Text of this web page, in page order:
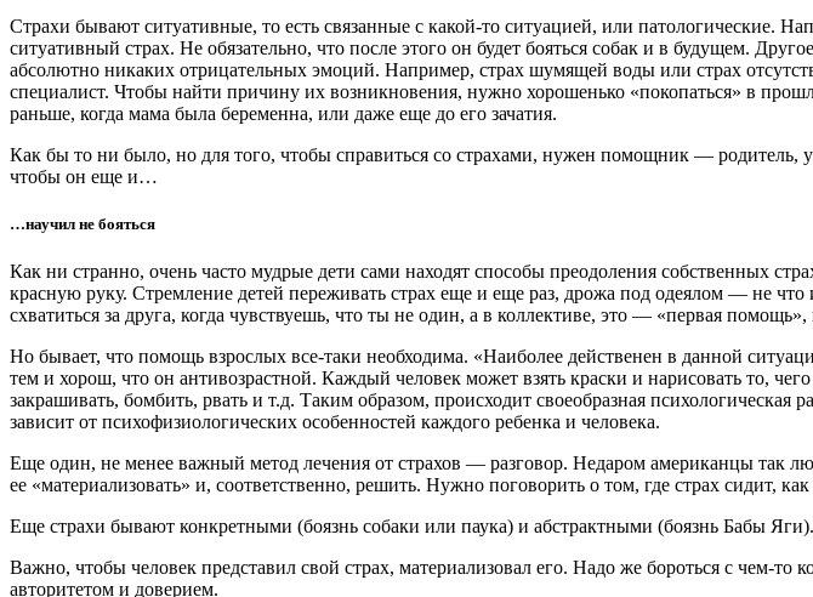
Страхи бывают ситуативные, то есть связанные с какой-то ситуацией, или патологические.
ситуативный страх. Не обязательно, что после этого он будет бояться собак и в будущем.
абсолютно никаких отрицательных эмоций. Например, страх шумящей воды или страх
специалист. Чтобы найти причину их возникновения, нужно хорошенько «покопаться» в
раньше, когда мама была беременна, или даже еще до его зачатия.
Как бы то ни было, но для того, чтобы справиться со страхами, нужен помощник — родитель,
чтобы он еще и…
…научил не бояться
Как ни странно, очень часто мудрые дети сами находят способы преодоления собственных
красную руку. Стремление детей переживать страх еще и еще раз, дрожа под одеялом — не
схватиться за друга, когда чувствуешь, что ты не один, а в коллективе, это — «первая
Но бывает, что помощь взрослых все-таки необходима. «Наиболее действенен в данной
тем и хорош, что он антивозрастной. Каждый человек может взять краски и нарисовать то, чего
закрашивать, бомбить, рвать и т.д. Таким образом, происходит своеобразная
зависит от психофизиологических особенностей каждого ребенка и человека.
Еще один, не менее важный метод лечения от страхов — разговор. Недаром американцы так
ее «материализовать» и, соответственно, решить. Нужно поговорить о том, где страх сидит,
Еще страхи бывают конкретными (боязнь собаки или паука) и абстрактными (боязнь Бабы Яги).
Важно, чтобы человек представил свой страх, материализовал его. Надо же бороться с чем-
авторитетом и доверием.